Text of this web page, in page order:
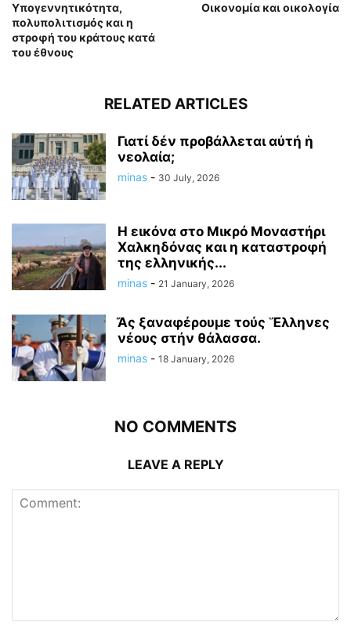
Υπογεννητικότητα,
πολυπολιτισμός και η
στροφή του κράτους κατά
του έθνους
Οικονομία και οικολογία
RELATED ARTICLES
Γιατί δέν προβάλλεται αὐτή ἡ
νεολαία;
minas - 30 July, 2026
Η εικόνα στο Μικρό Μοναστήρι
Χαλκηδόνας και η καταστροφή
της ελληνικής...
minas - 21 January, 2026
Ἄς ξαναφέρουμε τούς Ἕλληνες
νέους στήν θάλασσα.
minas - 18 January, 2026
NO COMMENTS
LEAVE A REPLY